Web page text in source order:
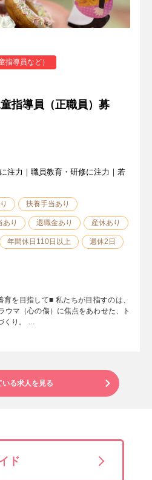
指導員など）
指導員（正職員）募
注力｜職員教育・研修に注力｜若
扶養手当あり
あり 退職金あり 産休あり
年間休日110日以上 週休2日
を目指して■ 私たちが目指すのは、
ウマ（心の傷）に焦点をあわせた、ト
くり。 …
いる求人を見る
ド